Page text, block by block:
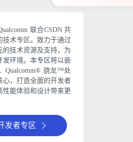
联合CSDN 共
技术专区。致力于通过
技术资源及支持，为
发环境。本专区将以嵌
Qualcomm® 骁龙™处
心，打造全面的开发者
能体验和设计带来更
发者专区